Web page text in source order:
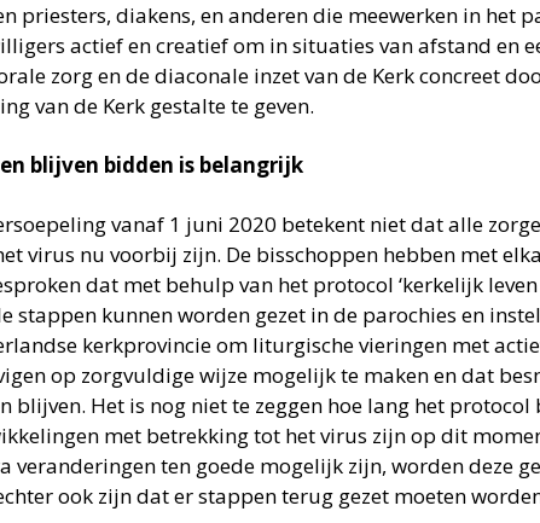
priesters, diakens, en anderen die meewerken in het
actief en creatief om in situaties van afstand en
zorg en de diaconale inzet van de Kerk concreet
van de Kerk gestalte te geven.
blijven bidden is belangrijk
vanaf 1 juni 2020 betekent niet dat alle
virus nu voorbij zijn. De bisschoppen hebben met
dat met behulp van het protocol ‘kerkelijk
stappen kunnen worden gezet in de parochies en
kerkprovincie om liturgische vieringen met
op zorgvuldige wijze mogelijk te maken en dat
blijven. Het is nog niet te zeggen hoe lang het
met betrekking tot het virus zijn op dit
veranderingen ten goede mogelijk zijn, worden deze
ook zijn dat er stappen terug gezet moeten